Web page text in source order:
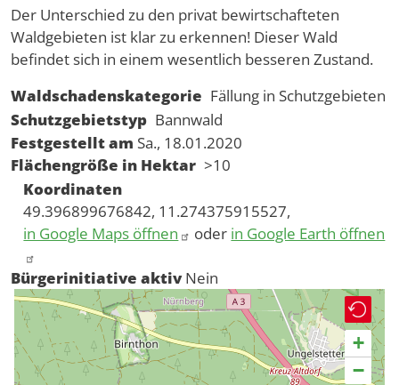
Der Unterschied zu den privat bewirtschafteten
Waldgebieten ist klar zu erkennen! Dieser Wald
befindet sich in einem wesentlich besseren Zustand.
Waldschadenskategorie Fällung in Schutzgebieten
Schutzgebietstyp Bannwald
Festgestellt am Sa., 18.01.2020
Flächengröße in Hektar >10
Koordinaten
49.396899676842, 11.274375915527,
in Google Maps öffnen
oder in Google Earth öffnen
Bürgerinitiative aktiv Nein
+
−